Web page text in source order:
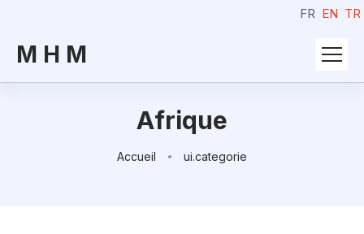
FR EN TR
M H M
Afrique
Accueil ui.categorie